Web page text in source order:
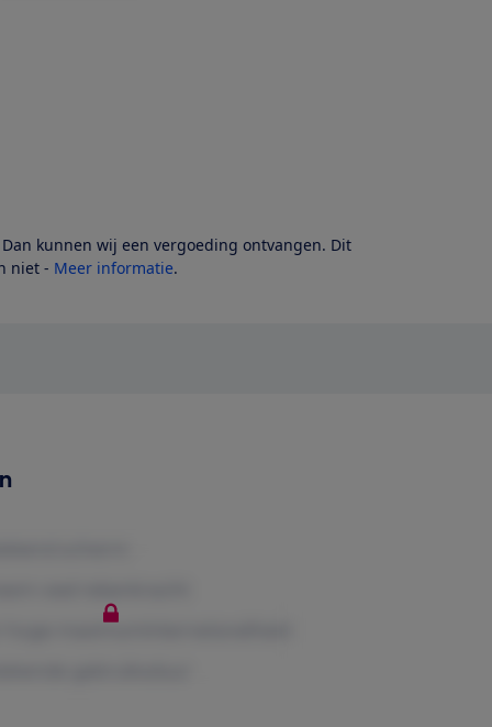
kunnen wij een vergoeding ontvangen. Dit
niet - Meer informatie.